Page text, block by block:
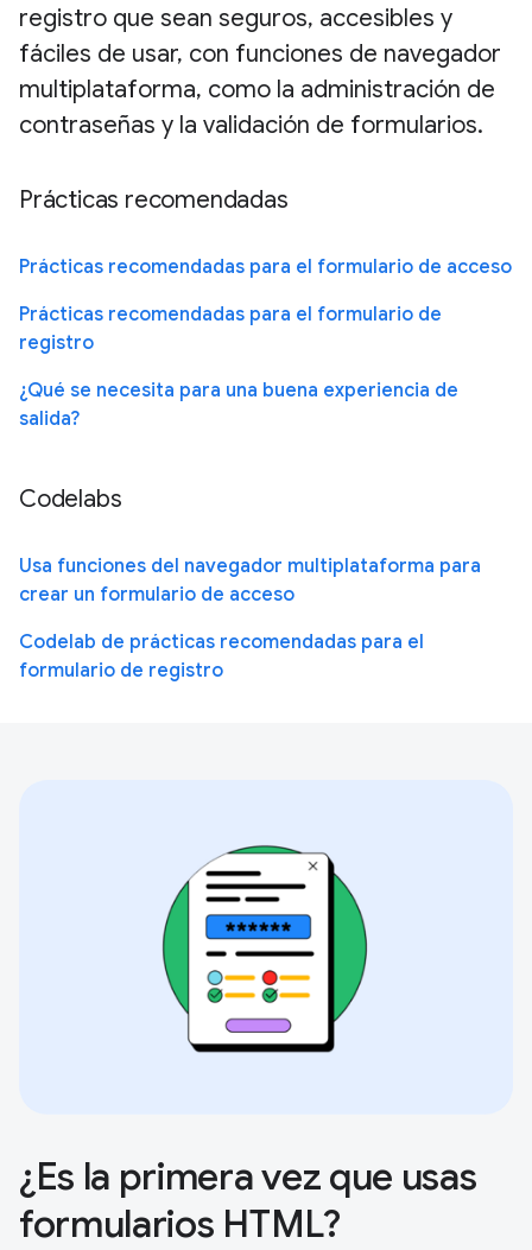
registro que sean seguros, accesibles y
fáciles de usar, con funciones de navegador
multiplataforma, como la administración de
contraseñas y la validación de formularios.
Prácticas recomendadas
Prácticas recomendadas para el formulario de acceso
Prácticas recomendadas para el formulario de
registro
¿Qué se necesita para una buena experiencia de
salida?
Codelabs
Usa funciones del navegador multiplataforma para
crear un formulario de acceso
Codelab de prácticas recomendadas para el
formulario de registro
¿Es la primera vez que usas
formularios HTML?